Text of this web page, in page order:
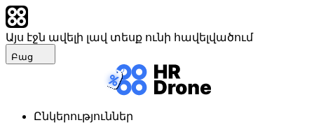
Այս էջն ավելի լավ տեսք ունի հավելվածում
Բաց
Ընկերություններ